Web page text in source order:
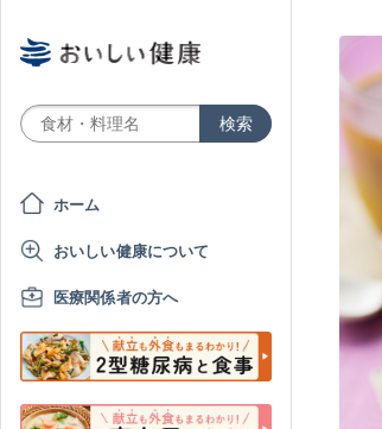
ホーム
おいしい健康について
医療関係者の方へ